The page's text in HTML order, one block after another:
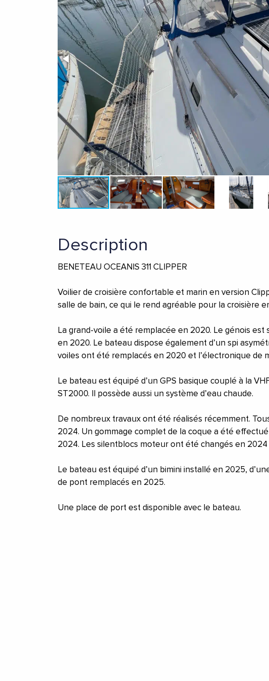
Description
BENETEAU OCEANIS 311 CLIPPER
Voilier de croisière confortable et marin en version
salle de bain, ce qui le rend agréable pour la croisière
La grand-voile a été remplacée en 2020. Le génois
en 2020. Le bateau dispose également d’un spi
voiles ont été remplacés en 2020 et l’électronique de
Le bateau est équipé d’un GPS basique couplé à la
ST2000. Il possède aussi un système d’eau chaude.
De nombreux travaux ont été réalisés récemment.
2024. Un gommage complet de la coque a été
2024. Les silentblocs moteur ont été changés en 2024
Le bateau est équipé d’un bimini installé en 2025,
de pont remplacés en 2025.
Une place de port est disponible avec le bateau.